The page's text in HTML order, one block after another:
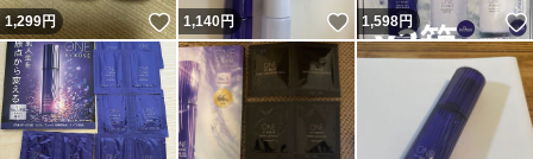
1,299円 いいね！
1,140円 いいね！
1,598円